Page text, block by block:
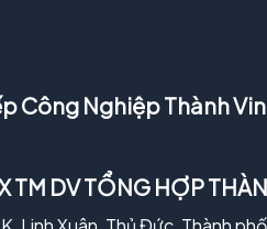
Công Nghiệp Thành
TM DV TỔNG HỢP